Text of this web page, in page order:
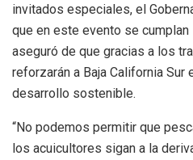
invitados especiales, el
que en este evento se
aseguró de que gracias a los
reforzarán a Baja California Sur
desarrollo sostenible.
“No podemos permitir que
los acuicultores sigan a la